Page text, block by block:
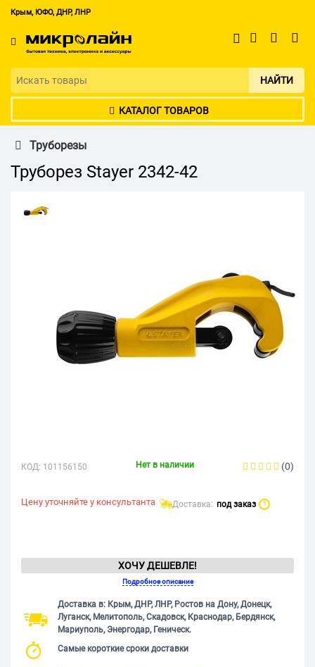
Крым, ЮФО, ДНР, ЛНР
НАЙТИ
КАТАЛОГ ТОВАРОВ
Труборезы
Труборез Stayer 2342-42
КОД: 101156150 Нет в наличии (0)
Цену уточняйте у консультанта Доставка: под заказ ?
ХОЧУ ДЕШЕВЛЕ!
Подробное описание
Доставка в: Крым, ДНР, ЛНР, Ростов на Дону, Донецк,
Луганск, Мелитополь, Скадовск, Краснодар, Бердянск,
Мариуполь, Энергодар, Геническ.
Самые короткие сроки доставки